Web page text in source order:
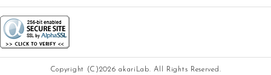
Copyright (C)2026 akariLab. All Rights Reserved.